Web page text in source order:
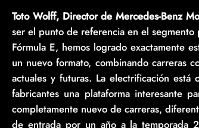
Toto Wolff, Director de Mercedes-Benz
ser el punto de referencia en el
Fórmula E, hemos logrado exactamente
un nuevo formato, combinando carreras
actuales y futuras. La electrificación
fabricantes una plataforma interesante
completamente nuevo de carreras,
de entrada por un año a la temporada